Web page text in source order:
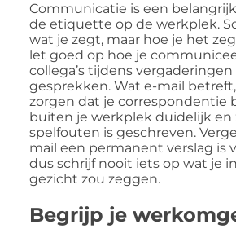
Communicatie is een
de etiquette op de werkplek.
wat je zegt, maar hoe je het
let goed op hoe je
collega’s tijdens
gesprekken. Wat e-mail
zorgen dat je correspondentie
buiten je werkplek duidelijk en
spelfouten is geschreven.
mail een permanent verslag is
dus schrijf nooit iets op wat je
gezicht zou zeggen.
Begrijp je